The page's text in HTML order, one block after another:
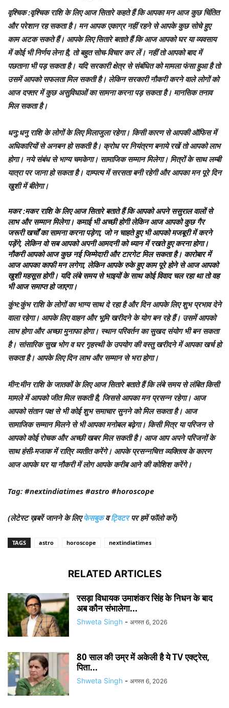
वृश्चिक:वृश्चिक राशि के लिए आज सितारे कहते हैं कि आपका मन आज कुछ चिंतित
और परेशान रह सकता है। मन आपक एकाग्र नहीं रहने से आपके कुछ सोचे हुए
काम अटक सकते हैं। आपके लिए सितारे बताते हैं कि आज आपको घर या व्यवसाय
में कोई भी निर्णय लेना है, तो बहुत सोच-विचार कर लें। नहीं तो आपको बाद में
पछताना भी पड़ सकता है। यदि सरकारी क्षेत्र से संबंधित को मामला फंसा हुआ है तो
उसमें आपको सफलता मिल सकती है। लेकिन सरकारी नौकरी करने वाले लोगों को
आज दफ्तर में कुछ असुविधाओं का सामना करना पड़ सकता है। मानसिक तनाव
मिल सकता है।
धनु:धनु राशि के लोगों के लिए मिलाजुला रहेगा। किसी कारण से आपकी ऑफिस में
अधिकारियों से अनबन हो सकती है। क्रोध पर नियंत्रण बनाये रखें तो आपको लाभ
होगा। नये संबंध से भाग्य चमकेगा। सामाजिक सम्मान मिलेगा। मित्रों के साथ लम्बी
यात्रा पर जाना हो सकता है। दाम्पत्य में सरसता बनी रहेगी और आपका मन पूरे दिन
खुशी में बीतेगा।
मकर:मकर राशि के लिए आज सितारे बताते हैं कि आपको अपने ससुराल वालों से
लाभ और सम्मान मिलेगा। कमाई भी अच्छी होगी लेकिन आज आपको कुछ गैर
जरूरी खर्चों का सामना करना पड़ेगा, जो न चाहते हुए भी आपको मजबूरी में करने
पड़ेंगे, लेकिन वो सब आपको अपनी आमदनी को ध्यान में रखते हुए करना होगा।
नौकरी आपको आज कुछ नई जिम्मेदारी और टारगेट मिल सकता है। कारोबार में
आज आपका काफी मन लगेगा, लेकिन आपके रुके हुए काम पूरे होने से आज आपको
खुशी महसूस होगी। यदि लंबे समय से भाइयों के साथ कोई विवाद चल रहा था तो वह
भी आज समाप्त हो जाएगा।
कुंभ:कुंभ राशि के लोगों का भाग्‍य साथ दे रहा है और दिन आपके लिए शुभ प्रभाव देने
वाला रहेगा। आपके लिए वाहन और भूमि खरीदने के योग बन रहे हैं। उसमें आपको
लाभ होगा और अच्‍छा मुनाफा होगा। स्थान परिवर्तन का सुखद संयोग भी बन सकता
है। सांसारिक सुख भोग व घर गृहस्थी के उपयोग की वस्तु खरीदने में आपका खर्च हो
सकता है। आपके लिए दिन लाभ और सम्‍मान से भरा होगा।
मीन:मीन राशि के जातकों के लिए आज सितारे बताते हैं कि लंबे समय से लंबित किसी
मामले में आपको जीत मिल सकती है, जिससे आपका मन प्रसन्न रहेगा। आज
आपको संतान पक्ष से भी कोई शुभ समाचार सुनने को मिल सकता है। आज
सामाजिक सम्मान मिलने से भी आपका मनोबल बढ़ेगा। किसी मित्र या परिजन से
आपको कोई रोचक और अच्छी खबर मिल सकती है। आज आप अपने परिजनों के
साथ हंसी-मजाक में रात्रि व्यतीत करेंगे। आपके प्रसन्नचित्त व्यक्तित्व के कारण
आज आपके घर या नौकरी में लोग आपके करीब आने की कोशिश करेंगे।
Tag: #nextindiatimes #astro #horoscope
(लेटेस्ट ख़बरें जानने के लिएफेसबुकवट्विटरपर हमें फॉलो करें)
TAGS astro horoscope nextindiatimes
RELATED ARTICLES
रसड़ा विधायक उमाशंकर सिंह के निधन के बाद
अब कौन संभालेगा...
Shweta Singh - अगस्त 6, 2026
80 साल की उम्र में अकेली है ये TV एक्ट्रेस,
पिता...
Shweta Singh - अगस्त 6, 2026